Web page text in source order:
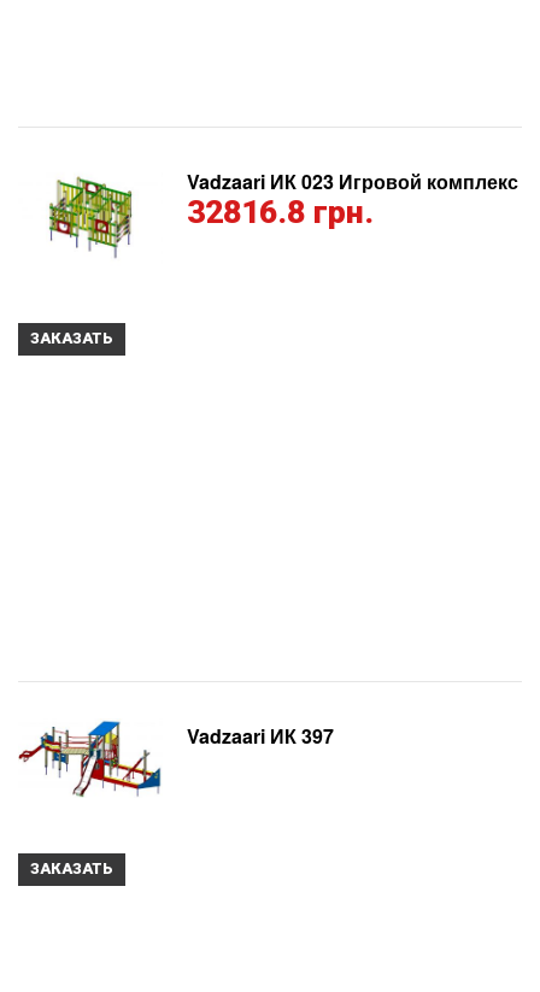
Vadzaari ИК 023 Игровой комплекс
32816.8 грн.
ЗАКАЗАТЬ
Vadzaari ИК 397
ЗАКАЗАТЬ